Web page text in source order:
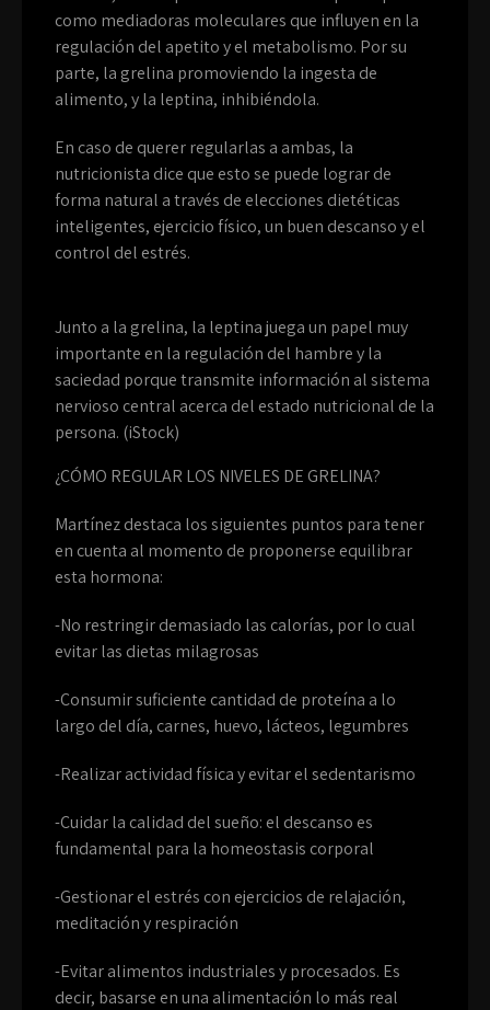
como mediadoras moleculares que influyen en la
regulación del apetito y el metabolismo. Por su
parte, la grelina promoviendo la ingesta de
alimento, y la leptina, inhibiéndola.
En caso de querer regularlas a ambas, la
nutricionista dice que esto se puede lograr de
forma natural a través de elecciones dietéticas
inteligentes, ejercicio físico, un buen descanso y el
control del estrés.
Junto a la grelina, la leptina juega un papel muy
importante en la regulación del hambre y la
saciedad porque transmite información al sistema
nervioso central acerca del estado nutricional de la
persona. (iStock)
¿CÓMO REGULAR LOS NIVELES DE GRELINA?
Martínez destaca los siguientes puntos para tener
en cuenta al momento de proponerse equilibrar
esta hormona:
-No restringir demasiado las calorías, por lo cual
evitar las dietas milagrosas
-Consumir suficiente cantidad de proteína a lo
largo del día, carnes, huevo, lácteos, legumbres
-Realizar actividad física y evitar el sedentarismo
-Cuidar la calidad del sueño: el descanso es
fundamental para la homeostasis corporal
-Gestionar el estrés con ejercicios de relajación,
meditación y respiración
-Evitar alimentos industriales y procesados. Es
decir, basarse en una alimentación lo más real